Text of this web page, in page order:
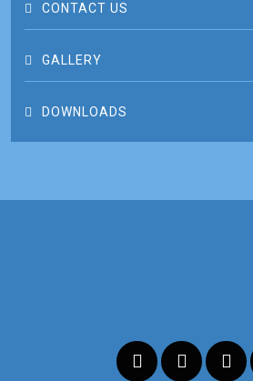
CONTACT US
GALLERY
DOWNLOADS